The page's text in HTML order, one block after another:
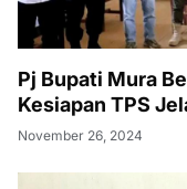
Pj Bupati Mura
Kesiapan TPS
November 26, 2024